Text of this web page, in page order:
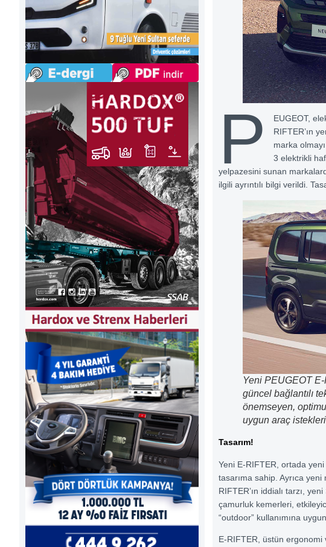
P
EUGEOT,
RIFTER’ın
marka
3 elektrikli
yelpazesini sunan
ilgili ayrıntılı bilgi verildi.
Yeni PEUGEOT
güncel bağlantılı
önemseyen,
uygun araç
Tasarım!
Yeni E-RIFTER, ortada
tasarıma sahip. Ayrıca yeni
RIFTER’ın iddialı tarzı,
çamurluk kemerleri,
“outdoor” kullanımına
E-RIFTER, üstün